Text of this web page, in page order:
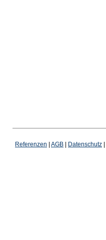
Referenzen AGB Datenschutz